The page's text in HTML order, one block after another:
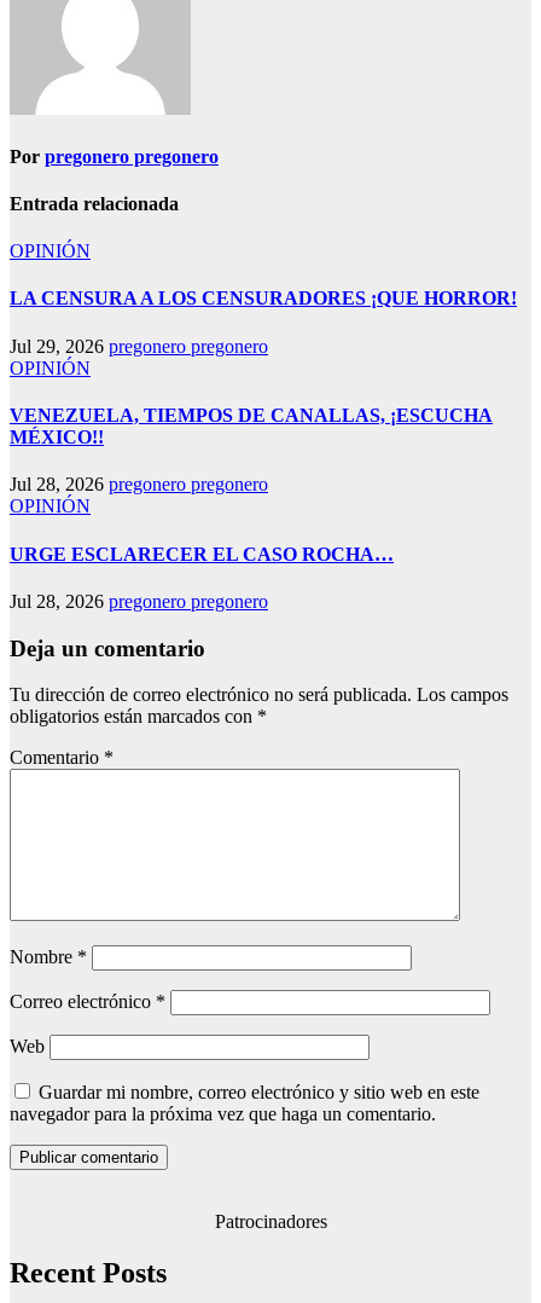
Por pregonero pregonero
Entrada relacionada
OPINIÓN
LA CENSURA A LOS CENSURADORES ¡QUE HORROR!
Jul 29, 2026 pregonero pregonero
OPINIÓN
VENEZUELA, TIEMPOS DE CANALLAS, ¡ESCUCHA
MÉXICO!!
Jul 28, 2026 pregonero pregonero
OPINIÓN
URGE ESCLARECER EL CASO ROCHA…
Jul 28, 2026 pregonero pregonero
Deja un comentario
Tu dirección de correo electrónico no será publicada. Los campos
obligatorios están marcados con *
Comentario *
Nombre *
Correo electrónico *
Web
Guardar mi nombre, correo electrónico y sitio web en este
navegador para la próxima vez que haga un comentario.
Patrocinadores
Recent Posts